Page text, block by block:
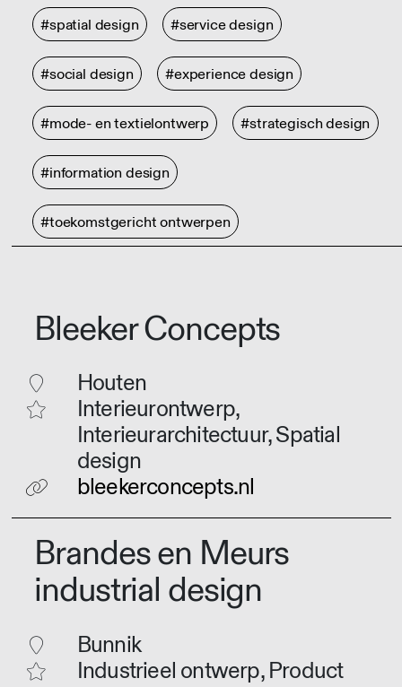
#spatial design #service design
#social design #experience design
#mode- en textielontwerp #strategisch design
#information design
#toekomstgericht ontwerpen
Bleeker Concepts
Houten
Interieurontwerp,
Interieurarchitectuur, Spatial
design
bleekerconcepts.nl
Brandes en Meurs
industrial design
Bunnik
Industrieel ontwerp, Product